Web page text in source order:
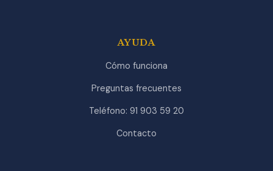
AYUDA
Cómo funciona
Preguntas frecuentes
Teléfono: 91 903 59 20
Contacto